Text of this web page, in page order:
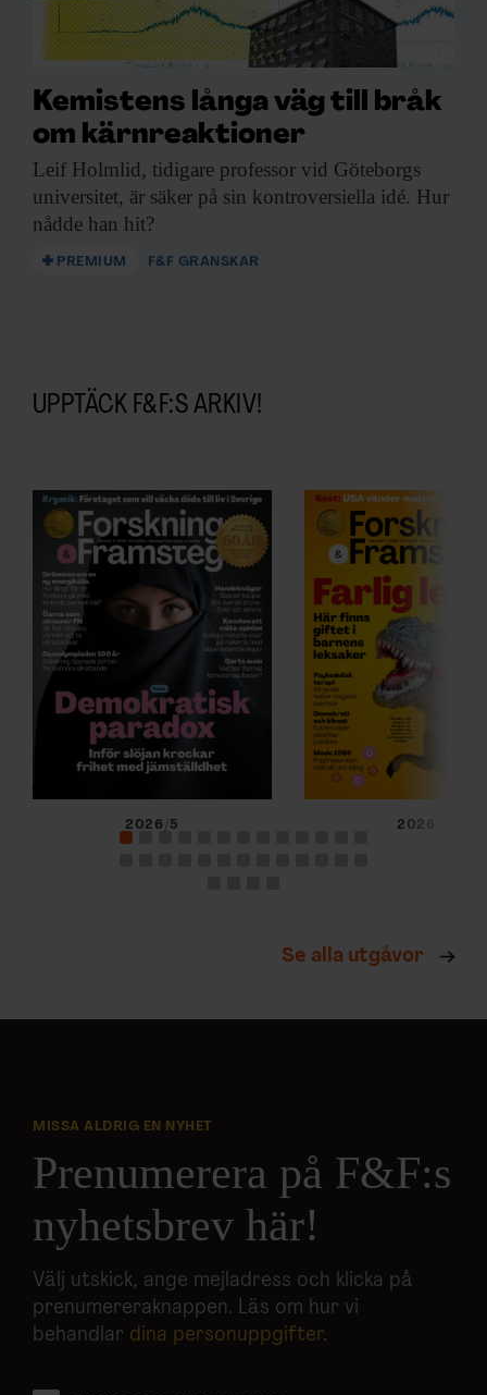
Kemistens långa väg till bråk
om kärnreaktioner
Leif Holmlid, tidigare professor vid Göteborgs
universitet, är säker på sin kontroversiella idé. Hur
nådde han hit?
PREMIUM F&F GRANSKAR
UPPTÄCK F&F:S ARKIV!
2026/5 2026/4
Se alla utgåvor
MISSA ALDRIG EN NYHET
Prenumerera på F&F:s
nyhetsbrev här!
Välj utskick, ange mejladress och klicka på
prenumereraknappen. Läs om hur vi
behandlar dina personuppgifter.